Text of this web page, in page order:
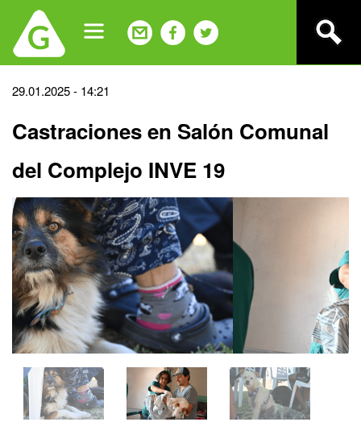
navigation
Back
top
29.01.2025 - 14:21
Castraciones en Salón Comunal
del Complejo INVE 19